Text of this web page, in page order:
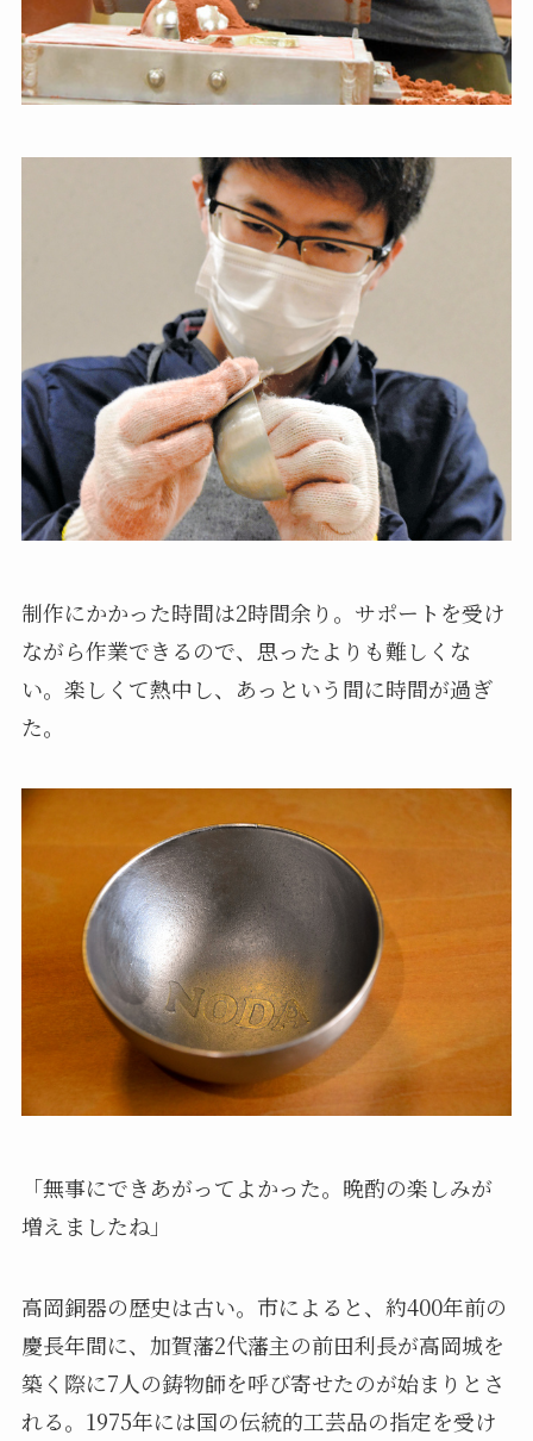
制作にかかった時間は2時間余り。サポートを受け
ながら作業できるので、思ったよりも難しくな
い。楽しくて熱中し、あっという間に時間が過ぎ
た。
「無事にできあがってよかった。晩酌の楽しみが
増えましたね」
高岡銅器の歴史は古い。市によると、約400年前の
慶長年間に、加賀藩2代藩主の前田利長が高岡城を
築く際に7人の鋳物師を呼び寄せたのが始まりとさ
れる。1975年には国の伝統的工芸品の指定を受け